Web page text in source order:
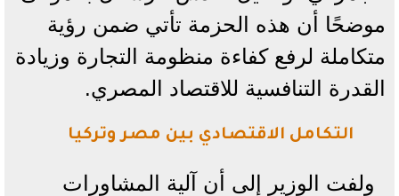
موضحًا أن هذه الحزمة تأتي ضمن رؤية
متكاملة لرفع كفاءة منظومة التجارة وزيادة
القدرة التنافسية للاقتصاد المصري.
التكامل الاقتصادي بين مصر وتركيا
ولفت الوزير إلى أن آلية المشاورات